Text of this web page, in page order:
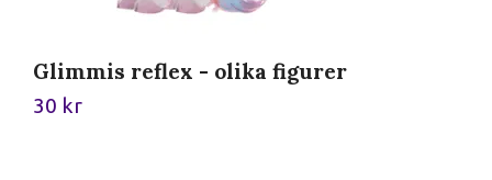
Glimmis reflex - olika figurer
30 kr